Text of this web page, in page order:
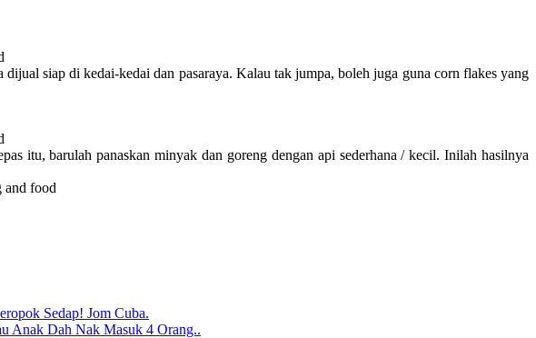
siap di kedai-kedai dan pasaraya. Kalau tak jumpa, boleh juga guna corn flakes yang
itu, barulah panaskan minyak dan goreng dengan api sederhana / kecil. Inilah hasilnya
Sedap! Jom Cuba.
Anak Dah Nak Masuk 4 Orang..